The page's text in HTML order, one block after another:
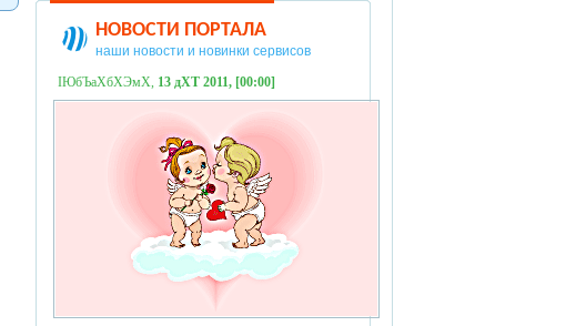
НОВОСТИ ПОРТАЛА
наши новости и новинки сервисов
ІЮбЪаХбХЭмХ, 13 дХТ 2011, [00:00]